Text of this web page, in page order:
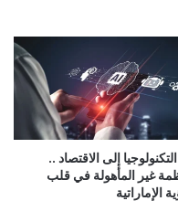
إلى الاقتصاد ..
غير المأهولة في قلب
الإماراتية